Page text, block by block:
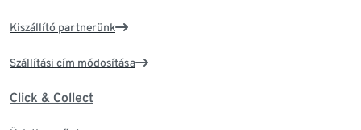
Kiszállító partnerünk
Szállítási cím módosítása
Click & Collect